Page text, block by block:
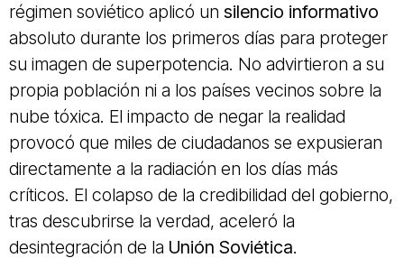
régimen soviético aplicó un silencio informativo
absoluto durante los primeros días para proteger
su imagen de superpotencia. No advirtieron a su
propia población ni a los países vecinos sobre la
nube tóxica. El impacto de negar la realidad
provocó que miles de ciudadanos se expusieran
directamente a la radiación en los días más
críticos. El colapso de la credibilidad del gobierno,
tras descubrirse la verdad, aceleró la
desintegración de la Unión Soviética.